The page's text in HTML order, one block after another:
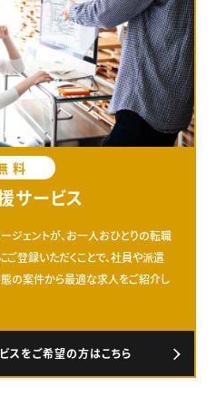
料
サービス
ジェントが、お一人おひとりの転職
ご登録いただくことで、社員や派遣
の案件から最適な求人をご紹介し
スをご希望の方はこちら